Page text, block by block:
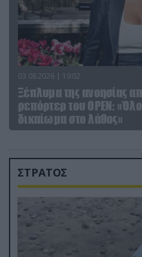
03.08.2026 | 19:02
Ξέπλυμα της ανοησίας
ρεπόρτερ του ΟΡΕΝ:
δικαίωμα στο λάθος»
ΣΤΡΑΤΟΣ